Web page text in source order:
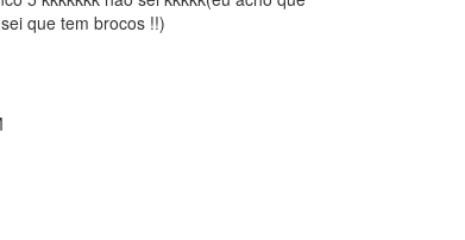
que tem brocos !!)